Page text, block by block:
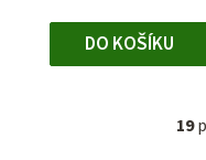
DO KOŠÍKU
19